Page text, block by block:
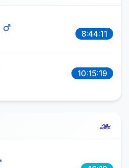
8:44:11
10:15:19